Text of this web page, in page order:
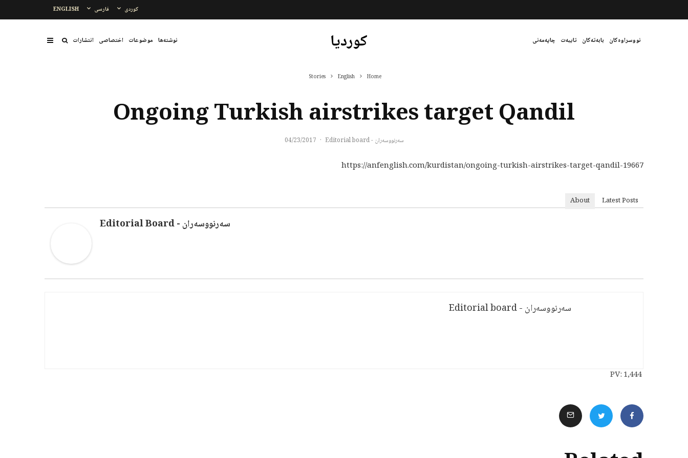
ENGLISH فارسی کوردی
نووسراوەکان بابەتەکان تایبەت چاپەمەنی کوردیا نوشتەها موضوعات اختصاصی انتشارات
Home
English
Stories
Ongoing Turkish airstrikes target Qandil
سەرنووسەران - Editorial board ·
04/23/2017
https://anfenglish.com/kurdistan/ongoing-turkish-airstrikes-target-qandil-19667
About Latest Posts
سەرنووسەران - Editorial Board
سەرنووسەران - Editorial board
PV:1,444